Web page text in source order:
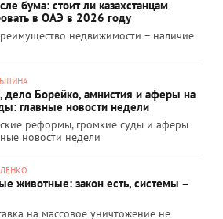
бума: стоит ли казахстанцам
в ОАЭ в 2026 году
недвижимости – наличие
дело Борейко, амнистия и аферы на
главные новости недели
реформы, громкие суды и аферы
новости недели
животные: закон есть, системы –
на массовое уничтожение не